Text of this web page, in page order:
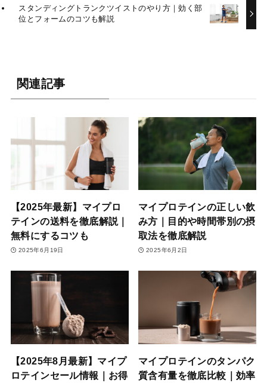
スタンディングトランクツイストのやり方｜効く部
位とフォームのコツも解説
関連記事
【2025年最新】マイプロ
テインの送料を徹底解説｜
無料にするコツも
2025年6月19日
マイプロテインの正しい飲
み方｜目的や時間帯別の摂
取法を徹底解説
2025年6月2日
【2025年8月最新】マイプ
ロテインセール情報｜お得
マイプロテインのタンパク
質含有量を徹底比較｜効率